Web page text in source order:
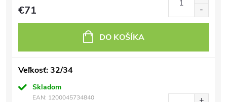
€71
DO KOŠÍKA
Veľkosť: 32/34
Skladom
EAN: 1200045734840